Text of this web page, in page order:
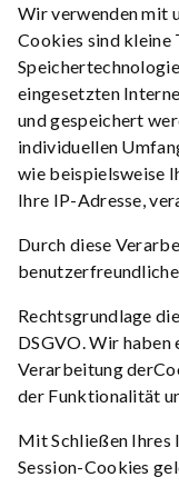
Wir verwenden mit
Cookies sind kleine
eingesetzten
und gespeichert
individuellen
wie beispielsweise
Ihre IP-Adresse,
Durch diese
Rechtsgrundlage
DSGVO. Wir
Verarbeitung
der Funktionalität
Mit Schließen Ihres
Session-Cookies